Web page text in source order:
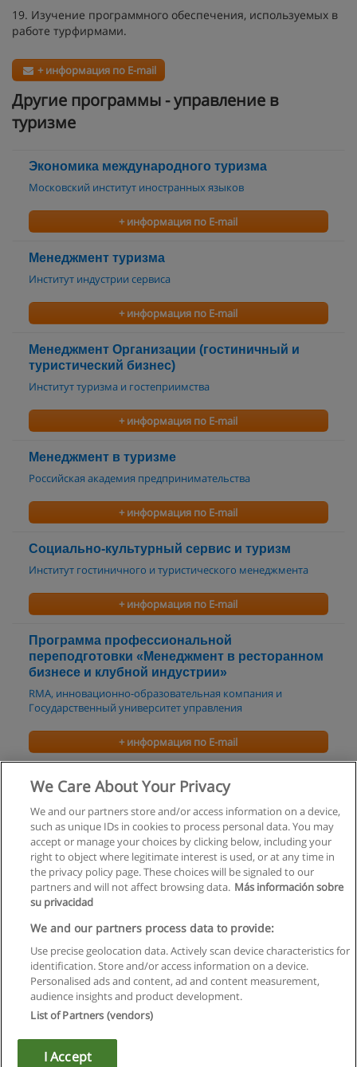
19. Изучение программного обеспечения, используемых в
работе турфирмами.
+ информация по E-mail
Другие программы - управление в
туризме
Экономика международного туризма
Московский институт иностранных языков
+ информация по E-mail
Менеджмент туризма
Институт индустрии сервиса
+ информация по E-mail
Менеджмент Организации (гостиничный и
туристический бизнес)
Институт туризма и гостеприимства
+ информация по E-mail
Менеджмент в туризме
Российская академия предпринимательства
+ информация по E-mail
Социально-культурный сервис и туризм
Институт гостиничного и туристического менеджмента
+ информация по E-mail
Программа профессиональной
переподготовки «Менеджмент в ресторанном
бизнесе и клубной индустрии»
RMA, инновационно-образовательная компания и
Государственный университет управления
+ информация по E-mail
Менеджмент туризма
Российская международная академия туризма
+ информация по E-mail
Правила пользования
Конфиденциальность информации
Напишите Educaedu
Copyright © Educaedu Business S.L. - CIF : B-95610580: -
We Care About Your Privacy
We and our partners store and/or access information on a device,
such as unique IDs in cookies to process personal data. You may
accept or manage your choices by clicking below, including your
right to object where legitimate interest is used, or at any time in
the privacy policy page. These choices will be signaled to our
partners and will not affect browsing data. Más información sobre
su privacidad
We and our partners process data to provide:
Use precise geolocation data. Actively scan device characteristics for
identification. Store and/or access information on a device.
Personalised ads and content, ad and content measurement,
audience insights and product development.
List of Partners (vendors)
I Accept